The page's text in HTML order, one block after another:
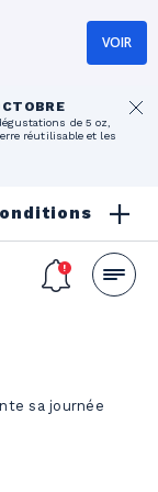
de 5 oz,
réutilisable et les
sa journée
VOIR